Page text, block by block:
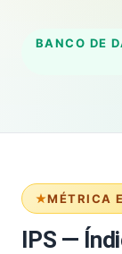
BANCO DE
MÉTRICA
IPS —